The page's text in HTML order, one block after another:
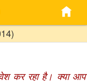
कर रहा है। क्या आप